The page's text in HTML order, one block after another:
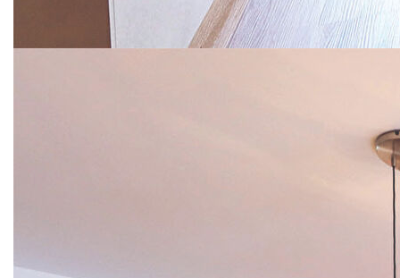
Le bien est vendu libre de toute occupation.
Nombre de Lots à usage d'habitation : 52